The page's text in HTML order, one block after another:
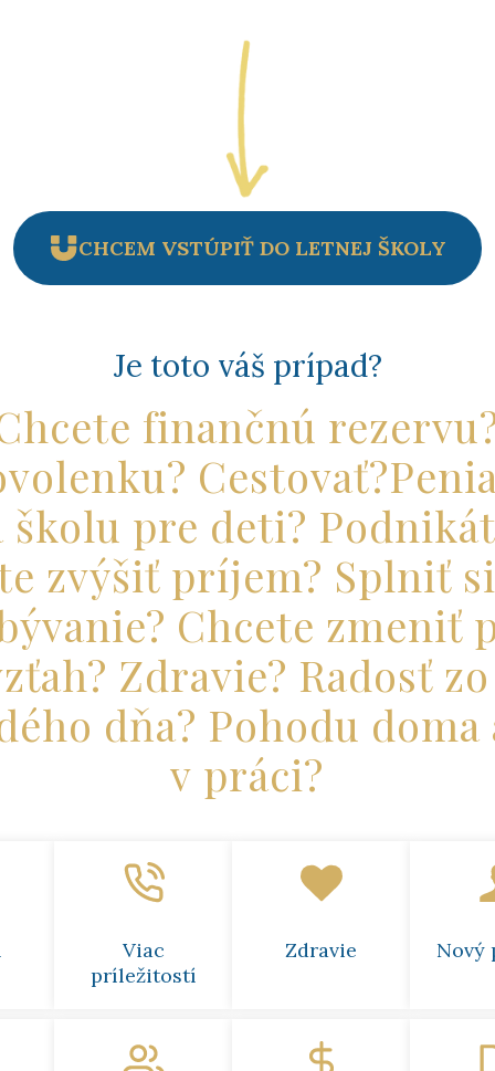
CHCEM VSTÚPIŤ DO LETNEJ ŠKOLY
Je toto váš prípad?
finančnú
školu pre deti?
zvýšiť príjem? Splniť
Chcete zmeniť
Zdravie? Radosť
dňa? Pohodu doma
v práci?
Viac
príležitostí
Zdravie Nový